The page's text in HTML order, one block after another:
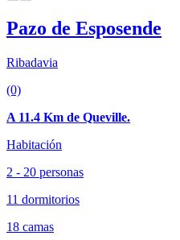
Pazo de Esposende
Ribadavia
(0)
A 11.4 Km de Queville.
Habitación
2 - 20 personas
11 dormitorios
18 camas